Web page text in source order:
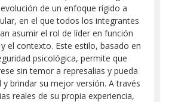
de un enfoque rígido a
en el que todos los integrantes
asumir el rol de líder en función
el contexto. Este estilo, basado en
psicológica, permite que
sin temor a represalias y pueda
brindar su mejor versión. A través
reales de su propia experiencia,